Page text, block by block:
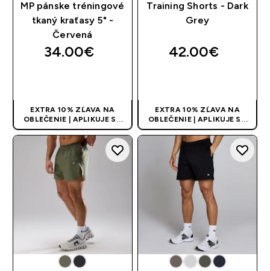
MP pánske tréningové
tkaný kraťasy 5" -
Červená
34.00€‎
EXTRA 10% ZĽAVA NA
OBLEČENIE | APLIKUJE SA
AUTOMATICKY PRI KÚPE 3
KS
Training Shorts - Dark
Grey
42.00€‎
EXTRA 10% ZĽAVA NA
OBLEČENIE | APLIKUJE SA
AUTOMATICKY PRI KÚPE 3
KS